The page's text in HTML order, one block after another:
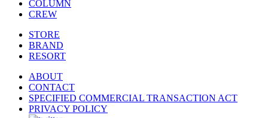
COLUMN
CREW
STORE
BRAND
RESORT
ABOUT
CONTACT
SPECIFIED COMMERCIAL TRANSACTION ACT
PRIVACY POLICY